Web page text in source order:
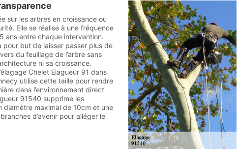
sur les arbres en croissance ou
Elle se réalise à une fréquence
ans entre chaque intervention.
pour but de laisser passer plus de
du feuillage de l’arbre sans
ni sa croissance.
Chelet Elagueur 91 dans
utilise cette taille pour rendre
dans l’environnement direct
91540 supprime les
diamètre maximal de 10cm et une
d’avenir pour alléger le